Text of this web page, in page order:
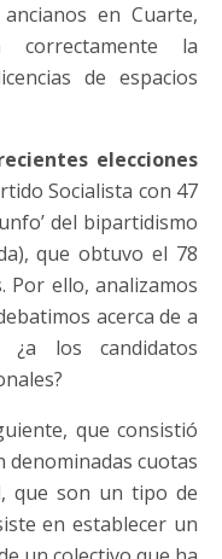
en Cuarte,
la
de espacios
elecciones
Socialista con 47
del bipartidismo
que obtuvo el 78
Por ello, analizamos
acerca de a
¿a los candidatos
que consistió
denominadas cuotas
que son un tipo de
en establecer un